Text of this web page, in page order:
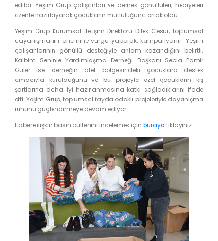
edildi. Yeşim Grup çalışanları ve dernek gönüllüleri, hediyeleri
özenle hazırlayarak çocukların mutluluğuna ortak oldu.
Yeşim Grup Kurumsal İletişim Direktörü Dilek Cesur, toplumsal
dayanışmanın önemine vurgu yaparak, kampanyanın Yeşim
çalışanlarının gönüllü desteğiyle anlam kazandığını belirtti.
Kalbim Seninle Yardımlaşma Derneği Başkanı Sebla Pamir
Güler ise derneğin afet bölgesindeki çocuklara destek
amacıyla kurulduğunu ve bu projeyle özel çocukların kış
şartlarına daha iyi hazırlanmasına katkı sağladıklarını ifade
etti. Yeşim Grup, toplumsal fayda odaklı projeleriyle dayanışma
ruhunu güçlendirmeye devam ediyor.
Habere ilişkin basın bültenini incelemek için buraya tıklayınız.